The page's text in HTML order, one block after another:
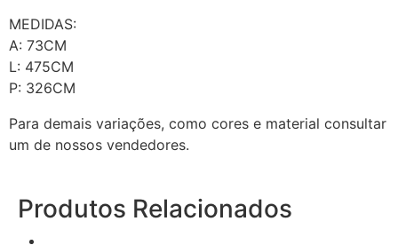
MEDIDAS:
A: 73CM
L: 475CM
P: 326CM
Para demais variações, como cores e material consultar
um de nossos vendedores.
Produtos Relacionados